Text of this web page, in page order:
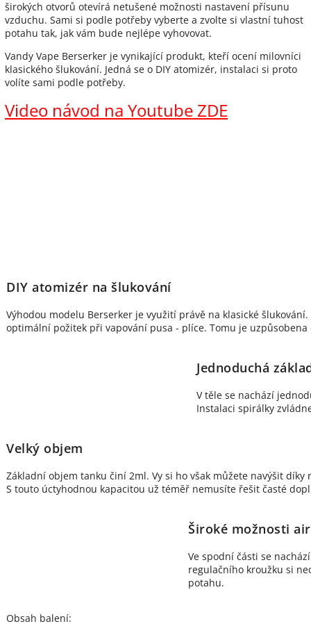
širokých otvorů otevírá netušené možnosti nastavení přísunu
vzduchu. Sami si podle potřeby vyberte a zvolte si vlastní tuhost
potahu tak, jak vám bude nejlépe vyhovovat.
Vandy Vape Berserker je vynikající produkt, kteří ocení milovníci
klasického šlukování. Jedná se o DIY atomizér, instalaci si proto
volíte sami podle potřeby.
Video návod na Youtube ZDE
DIY atomizér na šlukování
Výhodou modelu Berserker je využití právě na klasické
optimální požitek při vapování pusa - plíce. Tomu je
Jednoduchá
V těle se nachází
Instalaci spirálky
Velký objem
Základní objem tanku činí 2ml. Vy si ho však můžete navýšit
S touto úctyhodnou kapacitou už téměř nemusíte řešit časté
Široké možnosti
Ve spodní části se
regulačního kroužku si
potahu.
Obsah balení: